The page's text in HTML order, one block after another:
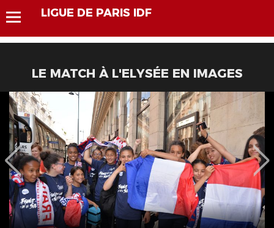
LIGUE DE PARIS IDF
LE MATCH À L'ELYSÉE EN IMAGES